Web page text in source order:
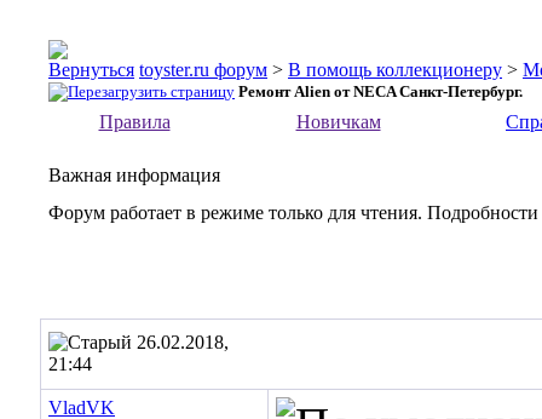
toyster.ru форум > В помощь коллекционеру >
Ремонт Alien от NECA Санкт-Петербург.
Правила Новичкам
Важная информация
Форум работает в режиме только для чтения.
26.02.2018,
21:44
VladVK